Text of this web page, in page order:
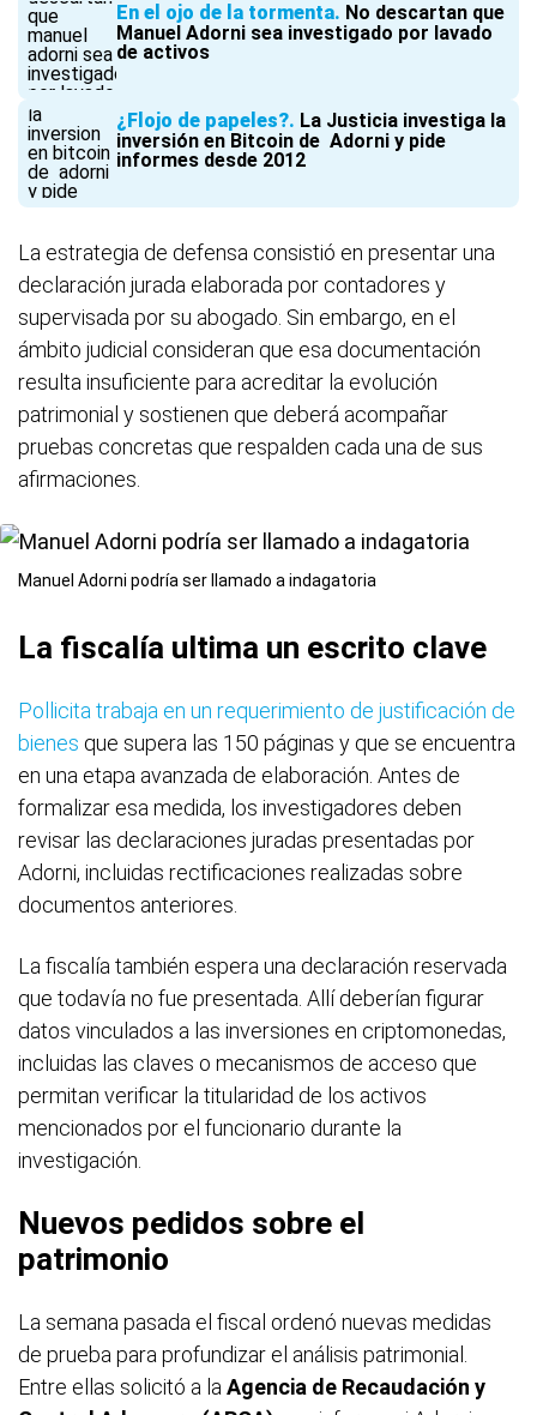
En el ojo de la tormenta No descartan que
Manuel Adorni sea investigado por lavado
de activos
¿Flojo de papeles? La Justicia investiga la
inversión en Bitcoin de Adorni y pide
informes desde 2012
La estrategia de defensa consistió en presentar una
declaración jurada elaborada por contadores y
supervisada por su abogado. Sin embargo, en el
ámbito judicial consideran que esa documentación
resulta insuficiente para acreditar la evolución
patrimonial y sostienen que deberá acompañar
pruebas concretas que respalden cada una de sus
afirmaciones.
Manuel Adorni podría ser llamado a indagatoria
La fiscalía ultima un escrito clave
Pollicita trabaja en un requerimiento de justificación de
bienes que supera las 150 páginas y que se encuentra
en una etapa avanzada de elaboración. Antes de
formalizar esa medida, los investigadores deben
revisar las declaraciones juradas presentadas por
Adorni, incluidas rectificaciones realizadas sobre
documentos anteriores.
La fiscalía también espera una declaración reservada
que todavía no fue presentada. Allí deberían figurar
datos vinculados a las inversiones en criptomonedas,
incluidas las claves o mecanismos de acceso que
permitan verificar la titularidad de los activos
mencionados por el funcionario durante la
investigación.
Nuevos pedidos sobre el
patrimonio
La semana pasada el fiscal ordenó nuevas medidas
de prueba para profundizar el análisis patrimonial.
Entre ellas solicitó a la Agencia de Recaudación y